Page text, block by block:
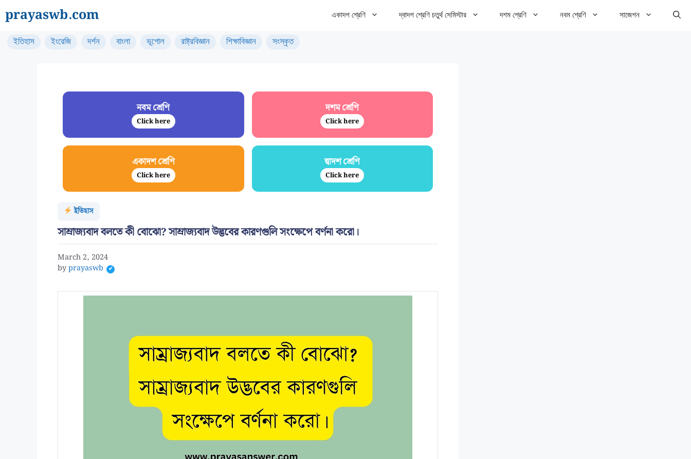
to
content
prayaswb.com একাদশ শ্রেণি দ্বাদশ শ্রেণি চতুর্থ সেমিস্টার দশম শ্রেণি নবম শ্রেণি সাজেশন
ইতিহাস ইংরেজি দর্শন বাংলা ভূগোল রাষ্ট্রবিজ্ঞান শিক্ষাবিজ্ঞান সংস্কৃত
নবম শ্রেণি
Click here
দশম শ্রেণি
Click here
একাদশ শ্রেণি
Click here
দ্বাদশ শ্রেণি
Click here
ইতিহাস
সাম্রাজ্যবাদ বলতে কী বোঝো? সাম্রাজ্যবাদ উদ্ভবের কারণগুলি সংক্ষেপে বর্ণনা করো।
March 2, 2024
byprayaswb